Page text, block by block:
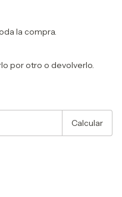
la compra.
por otro o devolverlo.
Calcular